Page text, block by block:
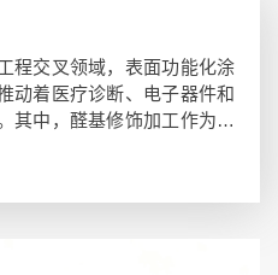
程交叉领域，表面功能化涂
动着医疗诊断、电子器件和
其中，醛基修饰加工作为一
了生物分子的…